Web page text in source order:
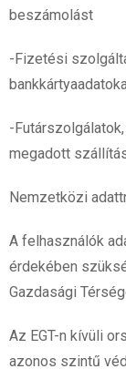
beszámolást
-Fizetési
-
megadott
Nemzetközi
A felhasználók
érdekében
Gazdasági
Az EGT-n kívüli
azonos szintű